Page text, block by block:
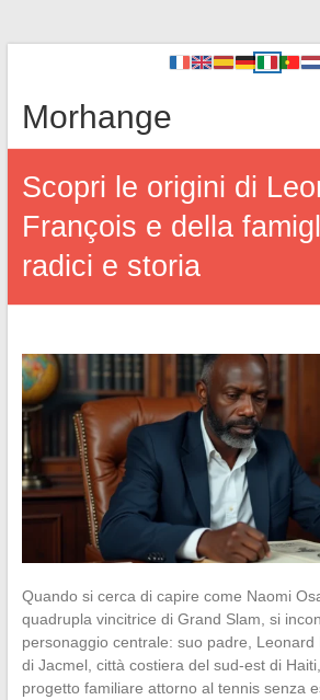
Morhange
Scopri le origini di
François e della
radici e storia
Quando si cerca di capire come Naomi
quadrupla vincitrice di Grand Slam, si
personaggio centrale: suo padre, Leonard
di Jacmel, città costiera del sud-est di
progetto familiare attorno al tennis senza